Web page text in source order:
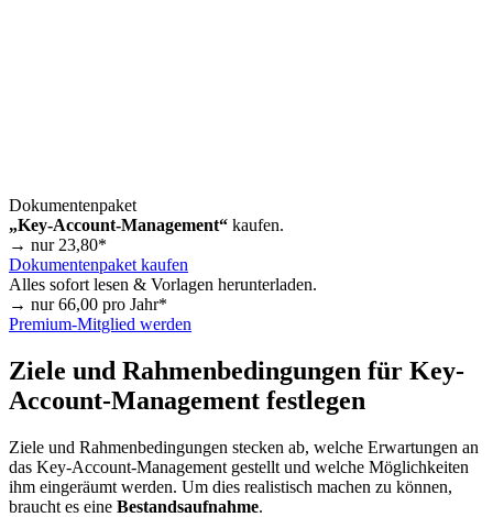
Dokumentenpaket
„Key-Account-Management“ kaufen.
→ nur 23,80*
Dokumentenpaket kaufen
Alles sofort lesen & Vorlagen herunterladen.
→ nur66,00 pro Jahr*
Premium-Mitglied werden
Ziele und Rahmenbedingungen für Key-
Account-Management festlegen
Ziele und Rahmenbedingungen stecken ab, welche Erwartungen an
das Key-Account-Management gestellt und welche Möglichkeiten
ihm eingeräumt werden. Um dies realistisch machen zu können,
braucht es eine Bestandsaufnahme.